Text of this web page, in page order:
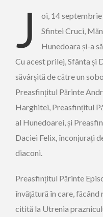
J
oi, 14
Sfintei Cruci,
Hunedoara și-a
Cu acest prilej, Sfânta și
săvârșită de către un
Preasfințitul Părinte
Harghitei, Preasfințitul
al Hunedoarei, și
Daciei Felix, înconjurați
diaconi.
Preasfințitul Părinte
învățătură în care,
citită la Utrenia